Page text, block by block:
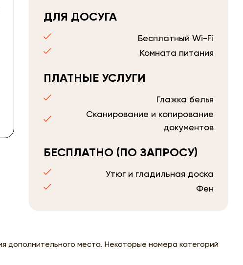
ДЛЯ ДОСУГА
Бесплатный Wi-Fi
Комната питания
ПЛАТНЫЕ УСЛУГИ
Глажка белья
Сканирование и копирование
документов
БЕСПЛАТНО (ПО ЗАПРОСУ)
Утюг и гладильная доска
Фен
места. Некоторые номера категорий